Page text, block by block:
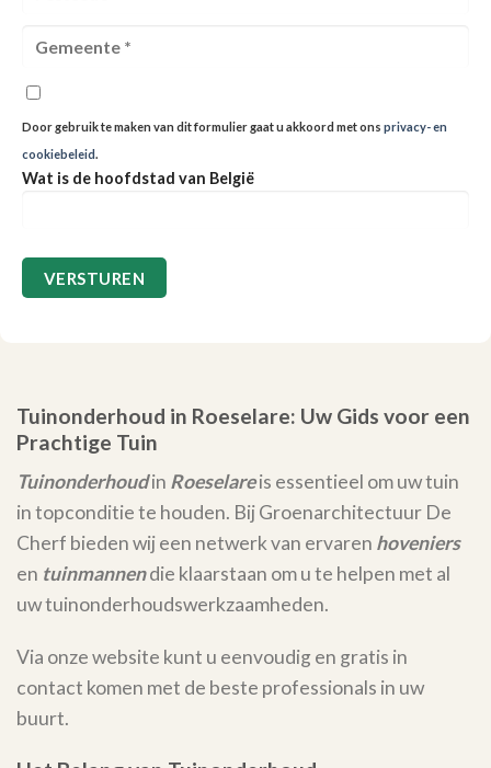
Door gebruik te maken van dit formulier gaat u akkoord met ons privacy- en
cookiebeleid.
Wat is de hoofdstad van België
Tuinonderhoud in Roeselare: Uw Gids voor een
Prachtige Tuin
Tuinonderhoudin Roeselareis essentieel om uw tuin
in topconditie te houden. Bij Groenarchitectuur De
Cherf bieden wij een netwerk van ervaren hoveniers
en tuinmannendie klaarstaan om u te helpen met al
uw tuinonderhoudswerkzaamheden.
Via onze website kunt u eenvoudig en gratis in
contact komen met de beste professionals in uw
buurt.